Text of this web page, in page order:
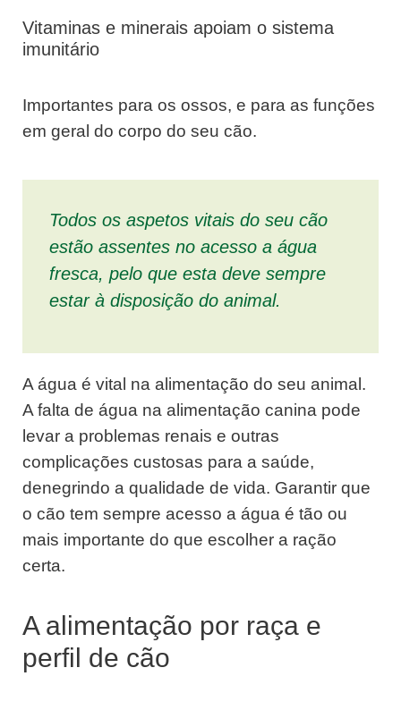
Vitaminas e minerais apoiam o sistema
imunitário
Importantes para os ossos, e para as funções
em geral do corpo do seu cão.
Todos os aspetos vitais do seu cão
estão assentes no acesso a água
fresca, pelo que esta deve sempre
estar à disposição do animal.
A água é vital na alimentação do seu animal.
A falta de água na alimentação canina pode
levar a problemas renais e outras
complicações custosas para a saúde,
denegrindo a qualidade de vida. Garantir que
o cão tem sempre acesso a água é tão ou
mais importante do que escolher a ração
certa.
A alimentação por raça e
perfil de cão